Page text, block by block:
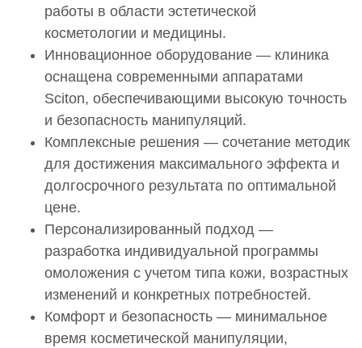
услуг Вы можете обратиться к администратору
проезд, дом 1 или по телефону:
работы в области эстетической
косметологии и медицины.
Инновационное оборудование — клиника
оснащена современными аппаратами
Sciton, обеспечивающими высокую точность
и безопасность манипуляций.
Комплексные решения — сочетание методик
для достижения максимального эффекта и
долгосрочного результата по оптимальной
цене.
Персонализированный подход —
разработка индивидуальной программы
омоложения с учетом типа кожи, возрастных
изменений и конкретных потребностей.
Комфорт и безопасность — минимальное
время косметической манипуляции,